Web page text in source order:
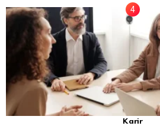
Karir